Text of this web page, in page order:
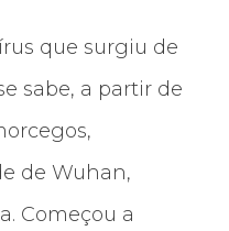
que surgiu de
sabe, a partir de
de Wuhan,
Começou a